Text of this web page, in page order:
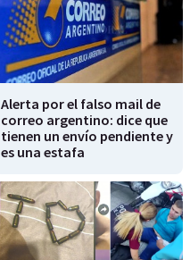
Alerta por el falso mail de
correo argentino: dice que
tienen un envío pendiente y
es una estafa